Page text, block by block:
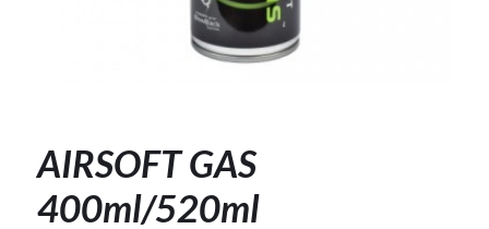
AIRSOFT GAS
400ml/520ml